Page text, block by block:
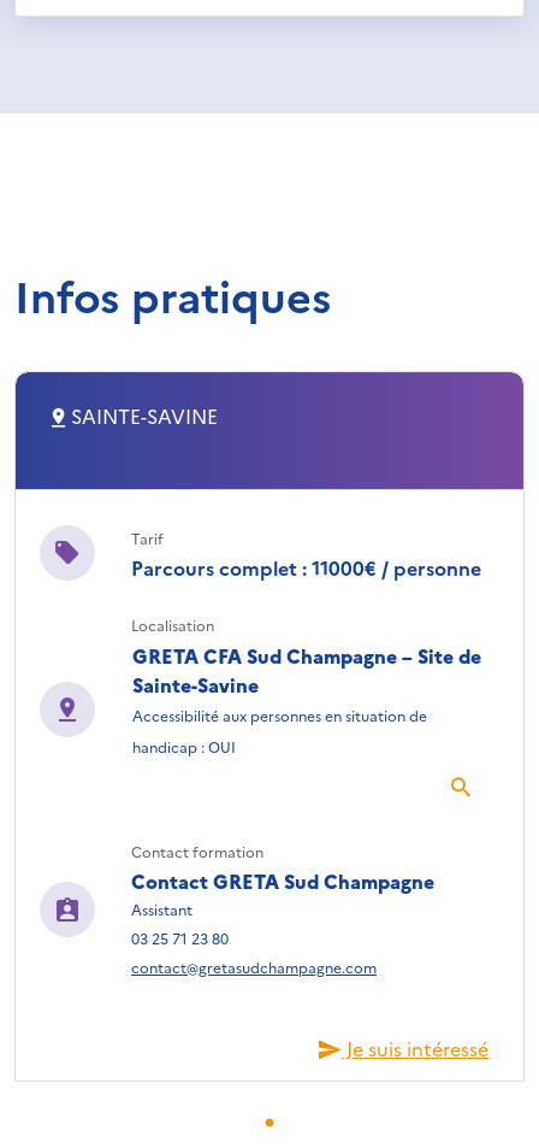
Infos pratiques
SAINTE-SAVINE
Tarif
Parcours complet : 11000€ / personne
Localisation
GRETA CFA Sud Champagne – Site de
Sainte-Savine
Accessibilité aux personnes en situation de
handicap : OUI
Contact formation
Contact GRETA Sud Champagne
Assistant
03 25 71 23 80
contact@gretasudchampagne.com
Je suis intéressé